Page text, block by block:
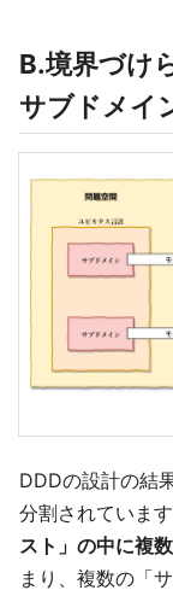
B.境界づけ
サブドメイ
DDDの設計の結
分割されています
スト」の中に複
まり、複数の「